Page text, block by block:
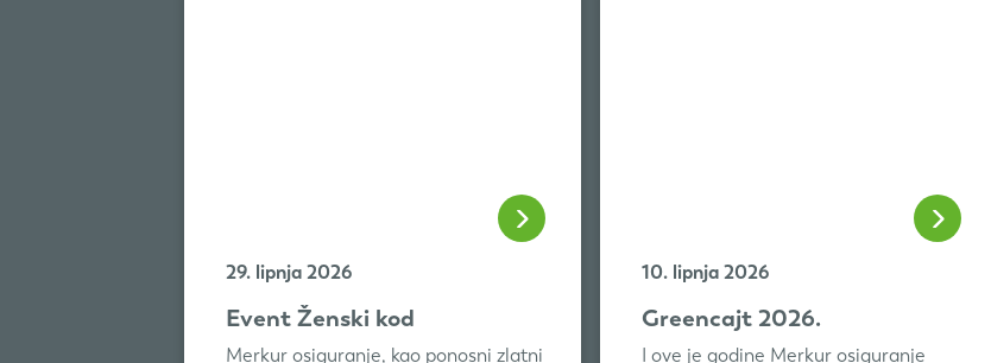
29. lipnja 2026
Event Ženski kod
Merkur osiguranje, kao ponosni zlatni
10. lipnja 2026
Greencajt 2026.
I ove je godine Merkur osiguranje